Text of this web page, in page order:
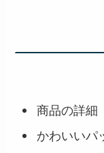
商品の詳細
かわいいパ